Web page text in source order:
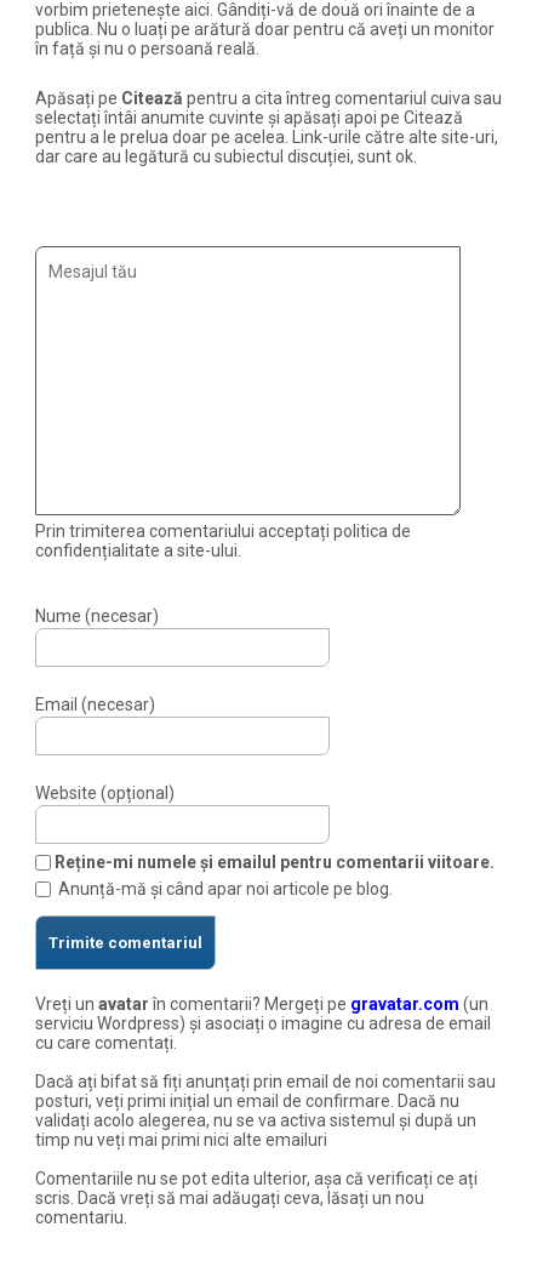
vorbim prietenește aici. Gândiți-vă de două ori înainte de a
publica. Nu o luați pe arătură doar pentru că aveți un monitor
în față și nu o persoană reală.
Apăsați pe Citează pentru a cita întreg comentariul cuiva sau
selectați întâi anumite cuvinte și apăsați apoi pe Citează
pentru a le prelua doar pe acelea. Link-urile către alte site-uri,
dar care au legătură cu subiectul discuției, sunt ok.
Prin trimiterea comentariului acceptați politica de
confidențialitate a site-ului.
Nume (necesar)
Email (necesar)
Website (opțional)
Reține-mi numele și emailul pentru comentarii viitoare.
Anunță-mă și când apar noi articole pe blog.
Vreți unavatarîn comentarii? Mergeți pe gravatar.com (un
serviciu Wordpress) și asociați o imagine cu adresa de email
cu care comentați.
Dacă ați bifat să fiți anunțați prin email de noi comentarii sau
posturi, veți primi inițial un email de confirmare. Dacă nu
validați acolo alegerea, nu se va activa sistemul și după un
timp nu veți mai primi nici alte emailuri
Comentariile nu se pot edita ulterior, așa că verificați ce ați
scris. Dacă vreți să mai adăugați ceva, lăsați un nou
comentariu.